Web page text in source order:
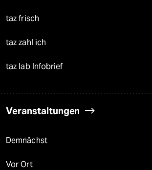
taz frisch
taz zahl ich
taz lab Infobrief
Veranstaltungen
Demnächst
Vor Ort